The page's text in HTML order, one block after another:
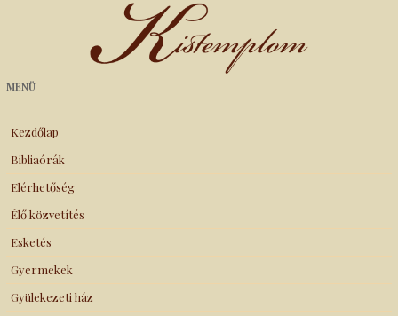
Kistemplom
MENÜ
Kezdőlap
Bibliaórák
Elérhetőség
Élő közvetítés
Esketés
Gyermekek
Gyülekezeti ház